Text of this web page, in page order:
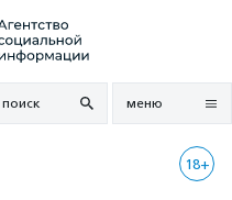
поиск меню
18+